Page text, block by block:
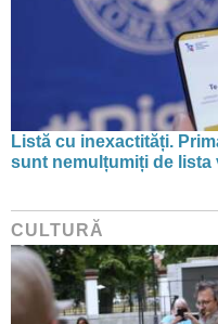
Listă cu inexactități.
sunt nemulțumiți de
CULTURĂ